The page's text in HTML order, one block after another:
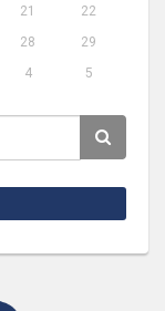
21
22
28
29
4 5